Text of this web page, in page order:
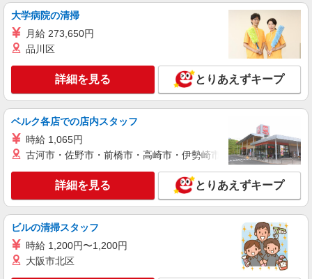
松本市｜小さなグループホームで家事や生活の
時給1400円〜2125円 ＜日払い有/週払い有/交
松本市内
キープ 詳細を見る
派遣社員
株式会社kotrio /●MT-H-1829071
松本市｜シニア向けマンションSTAFF▼見守
り・清掃・生活相談など
時給1500円〜2125円 ＜日払い有/週払い有/交
通費全支給(ガソリン代含む)＞
キープ 詳細を見る
大学病院の清掃
月給 273,650円
品川区
詳細を見る とりあえずキープ
ベルク各店での店内スタッフ
時給 1,065円
古河市・佐野市・前橋市・高崎市・伊勢崎市・太田市・館林市
詳細を見る とりあえずキープ
ビルの清掃スタッフ
時給 1,200円〜1,200円
大阪市北区